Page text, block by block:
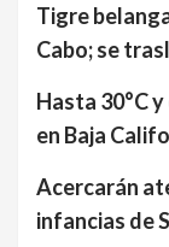
Tigre
Cabo; se
Hasta 30°C
en Baja
Acercarán
infancias de